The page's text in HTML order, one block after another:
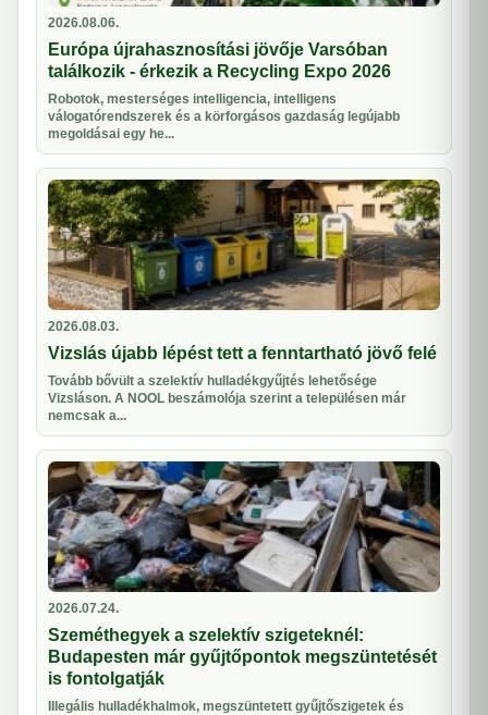
2026.08.06.
Európa újrahasznosítási jövője Varsóban
találkozik - érkezik a Recycling Expo 2026
Robotok, mesterséges intelligencia, intelligens
válogatórendszerek és a körforgásos gazdaság legújabb
megoldásai egy he...
2026.08.03.
Vizslás újabb lépést tett a fenntartható jövő felé
Tovább bővült a szelektív hulladékgyűjtés lehetősége
Vizsláson. A NOOL beszámolója szerint a településen már
nemcsak a...
2026.07.24.
Szeméthegyek a szelektív szigeteknél:
Budapesten már gyűjtőpontok megszüntetését
is fontolgatják
Illegális hulladékhalmok, megszüntetett gyűjtőszigetek és